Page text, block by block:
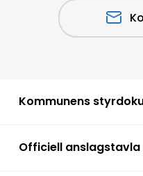
Kommunens
Officiell anslagstavla